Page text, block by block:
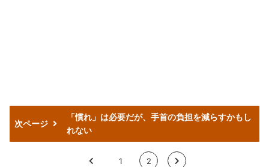
次ページ
「慣れ」は必要だが、手首の負担を減らすかもし
れない
< 1 2 >